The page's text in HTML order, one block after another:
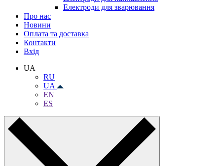
Електроди для зварювання
Про нас
Новини
Оплата та доставка
Контакти
Вхiд
UA
RU
UA
EN
ES